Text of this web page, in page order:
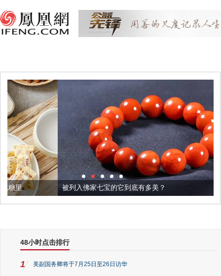
被列入佛家七宝的它到底有多美？
48小时点击排行
1 美副国务卿将于7月25日至26日访华